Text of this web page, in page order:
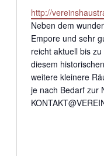
Webseite
http://
Neben dem
Empore und sehr
reicht aktuell bis
diesem
weitere kleinere
je nach Bedarf zur